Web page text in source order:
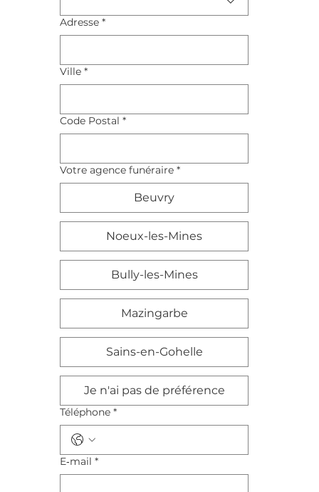
Adresse *
Ville *
Code Postal *
Votre agence funéraire *
Beuvry
Noeux-les-Mines
Bully-les-Mines
Mazingarbe
Sains-en-Gohelle
Je n'ai pas de préférence
Téléphone *
E‑mail *